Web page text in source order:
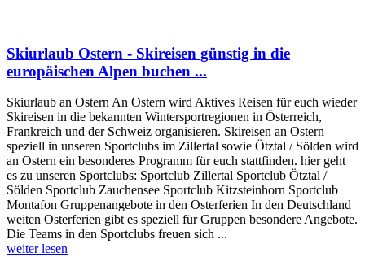
Skiurlaub Ostern - Skireisen günstig in die
europäischen Alpen buchen ...
Skiurlaub an Ostern An Ostern wird Aktives Reisen für euch wieder
Skireisen in die bekannten Wintersportregionen in Österreich,
Frankreich und der Schweiz organisieren. Skireisen an Ostern
speziell in unseren Sportclubs im Zillertal sowie Ötztal / Sölden wird
an Ostern ein besonderes Programm für euch stattfinden. hier geht
es zu unseren Sportclubs: Sportclub Zillertal Sportclub Ötztal /
Sölden Sportclub Zauchensee Sportclub Kitzsteinhorn Sportclub
Montafon Gruppenangebote in den Osterferien In den Deutschland
weiten Osterferien gibt es speziell für Gruppen besondere Angebote.
Die Teams in den Sportclubs freuen sich ...
weiter lesen